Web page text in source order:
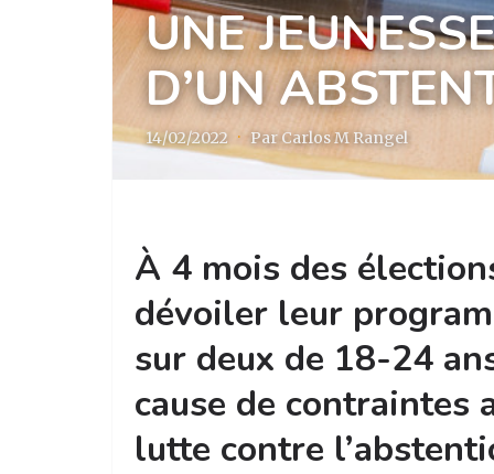
UNE
D’UN
14/02/2022 · Par Carlos M Rangel
À 4 mois des
dévoiler leur
sur deux de 18-24
cause de
lutte contre